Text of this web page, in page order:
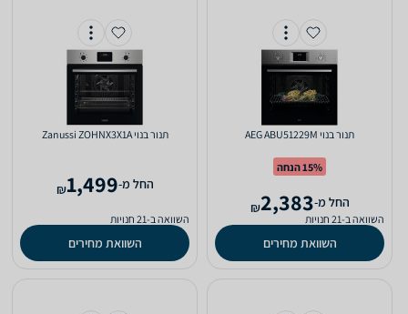
‏תנור בנוי AEG ABU51229M
15% הנחה
‫החל מ-2,383
₪
השוואה ב-21 חנויות
השוואת מחירים
‏תנור בנוי Zanussi ZOHNX3X1A
‫החל מ-1,499
₪
השוואה ב-21 חנויות
השוואת מחירים